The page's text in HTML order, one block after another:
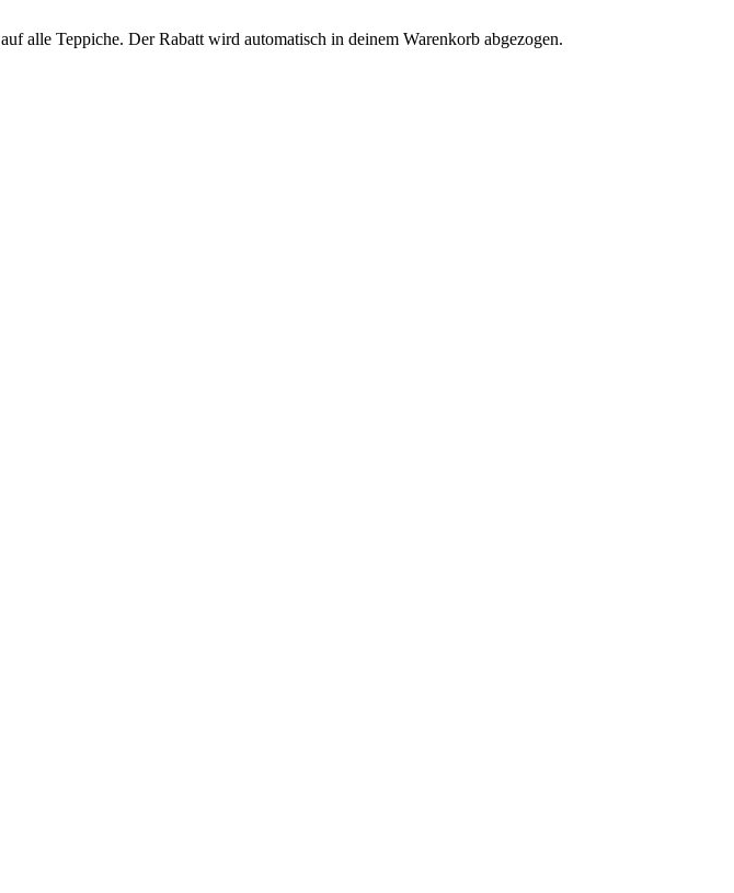
auf alle Teppiche. Der Rabatt wird automatisch in deinem Warenkorb abgezogen.